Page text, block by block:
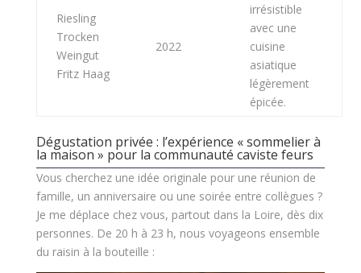
Riesling
Trocken
Weingut
Fritz Haag
2022
irrésistible
avec une
cuisine
asiatique
légèrement
épicée.
Dégustation privée : l’expérience « sommelier à
la maison » pour la communauté caviste feurs
Vous cherchez une idée originale pour une réunion de
famille, un anniversaire ou une soirée entre collègues ?
Je me déplace chez vous, partout dans la Loire, dès dix
personnes. De 20 h à 23 h, nous voyageons ensemble
du raisin à la bouteille :